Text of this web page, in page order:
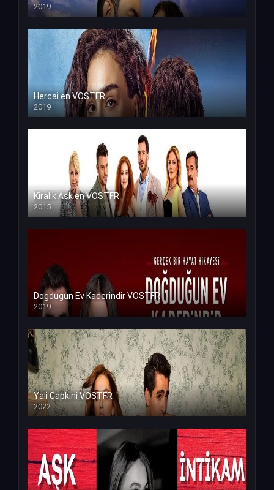
2019
Hercai en VOSTFR
2019
Kiralik Ask en VOSTFR
2015
Dogdugun Ev Kaderindir VOSTFR
2019
Yali Capkini VOSTFR
2022